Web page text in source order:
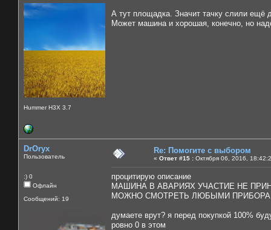
Hummer H3X 3.7
А тут площадка. Значит тачку слили ещё
Может машина и хорошая, конечно, но
DrOryx
Пользователь
:) 0
Офлайн
Сообщений: 19
Re: Помогите с выбором
« Ответ #15 : Октября 06, 2016,
процитирую описание
МАШИНА В АВАРИЯХ УЧАСТИЕ НЕ
МОЖНО СМОТРЕТЬ ЛЮБЫМИ
думаете врут? я перед покупкой 100%
ровно 0 в этом